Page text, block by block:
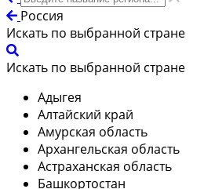
Россия
Искать по выбранной стране
Искать по выбранной стране
Адыгея
Алтайский край
Амурская область
Архангельская область
Астраханская область
Башкортостан